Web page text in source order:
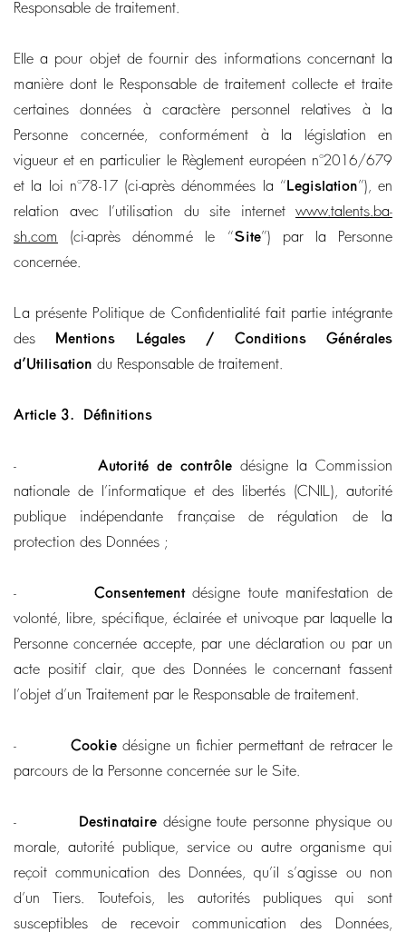
Responsable de traitement.
Elle a pour objet de fournir des informations concernant la
manière dont le Responsable de traitement collecte et traite
certaines données à caractère personnel relatives à la
Personne concernée, conformément à la législation en
vigueur et en particulier le Règlement européen n°2016/679
et la loi n°78-17 (ci-après dénommées la “ Legislation”), en
relation avec l’utilisation du site internet www.talents.ba-
sh.com
(ci-après dénommé le “Site”) par la Personne
concernée.
La présente Politique de Confidentialité fait partie intégrante
des Mentions Légales / Conditions Générales
d’Utilisation du Responsable de traitement.
Article 3. Définitions
- Autorité de contrôle désigne la Commission
nationale de l’informatique et des libertés (CNIL), autorité
publique indépendante française de régulation de la
protection des Données ;
- Consentementdésigne toute manifestation de
volonté, libre, spécifique, éclairée et univoque par laquelle la
Personne concernée accepte, par une déclaration ou par un
acte positif clair, que des Données le concernant fassent
l’objet d’un Traitement par le Responsable de traitement.
- Cookie désigne un fichier permettant de retracer le
parcours de la Personne concernée sur le Site.
- Destinatairedésigne toute personne physique ou
morale, autorité publique, service ou autre organisme qui
reçoit communication des Données, qu’il s’agisse ou non
d’un Tiers. Toutefois, les autorités publiques qui sont
susceptibles de recevoir communication des Données,